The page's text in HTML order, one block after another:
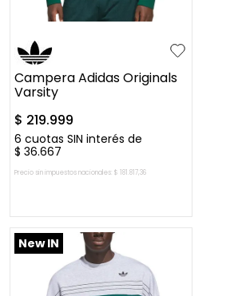
M
Campera Adidas Originals
Varsity
$ 219.999
6 cuotas SIN interés de
$ 36.667
Precio sin impuestos nacionales: $ 181 .817,36
New IN